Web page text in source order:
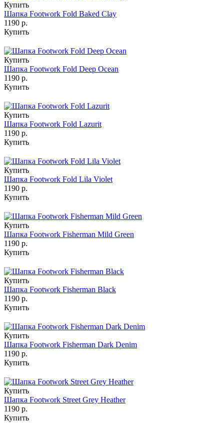
Купить
Шапка Footwork Fold Baked Clay
1190 р.
Купить
Купить
Шапка Footwork Fold Deep Ocean
1190 р.
Купить
Купить
Шапка Footwork Fold Lazurit
1190 р.
Купить
Купить
Шапка Footwork Fold Lila Violet
1190 р.
Купить
Купить
Шапка Footwork Fisherman Mild Green
1190 р.
Купить
Купить
Шапка Footwork Fisherman Black
1190 р.
Купить
Купить
Шапка Footwork Fisherman Dark Denim
1190 р.
Купить
Купить
Шапка Footwork Street Grey Heather
1190 р.
Купить